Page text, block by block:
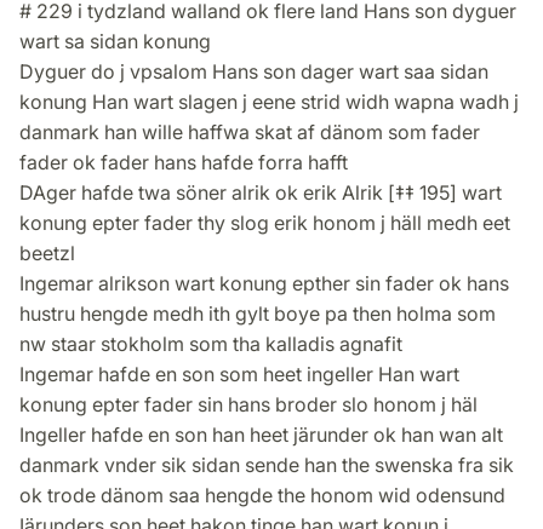
# 229 i tydzland walland ok flere land Hans son dyguer
wart sa sidan konung
Dyguer do j vpsalom Hans son dager wart saa sidan
konung Han wart slagen j eene strid widh wapna wadh j
danmark han wille haffwa skat af dänom som fader
fader ok fader hans hafde forra hafft
DAger hafde twa söner alrik ok erik Alrik [‡‡ 195] wart
konung epter fader thy slog erik honom j häll medh eet
beetzl
Ingemar alrikson wart konung epther sin fader ok hans
hustru hengde medh ith gylt boye pa then holma som
nw staar stokholm som tha kalladis agnafit
Ingemar hafde en son som heet ingeller Han wart
konung epter fader sin hans broder slo honom j häl
Ingeller hafde en son han heet järunder ok han wan alt
danmark vnder sik sidan sende han the swenska fra sik
ok trode dänom saa hengde the honom wid odensund